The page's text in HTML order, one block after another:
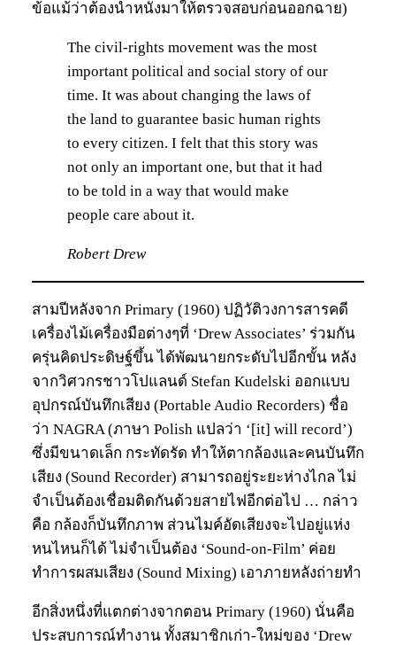
ข้อแม้ว่าต้องนำหนังมาให้ตรวจสอบก่อนออกฉาย)
The civil-rights movement was the most
important political and social story of our
time. It was about changing the laws of
the land to guarantee basic human rights
to every citizen. I felt that this story was
not only an important one, but that it had
to be told in a way that would make
people care about it.
Robert Drew
สามปีหลังจาก Primary (1960) ปฏิวัติวงการสารคดี
เครื่องไม้เครื่องมือต่างๆที่ ‘Drew Associates’ ร่วมกัน
ครุ่นคิดประดิษฐ์ขึ้น ได้พัฒนายกระดับไปอีกขั้น หลัง
จากวิศวกรชาวโปแลนด์ Stefan Kudelski ออกแบบ
อุปกรณ์บันทึกเสียง (Portable Audio Recorders) ชื่อ
ว่า NAGRA (ภาษา Polish แปลว่า ‘[it] will record’)
ซึ่งมีขนาดเล็ก กระทัดรัด ทำให้ตากล้องและคนบันทึก
เสียง (Sound Recorder) สามารถอยู่ระยะห่างไกล ไม่
จำเป็นต้องเชื่อมติดกันด้วยสายไฟอีกต่อไป … กล่าว
คือ กล้องก็บันทึกภาพ ส่วนไมค์อัดเสียงจะไปอยู่แห่ง
หนไหนก็ได้ ไม่จำเป็นต้อง ‘Sound-on-Film’ ค่อย
ทำการผสมเสียง (Sound Mixing) เอาภายหลังถ่ายทำ
อีกสิ่งหนึ่งที่แตกต่างจากตอน Primary (1960) นั่นคือ
ประสบการณ์ทำงาน ทั้งสมาชิกเก่า-ใหม่ของ ‘Drew